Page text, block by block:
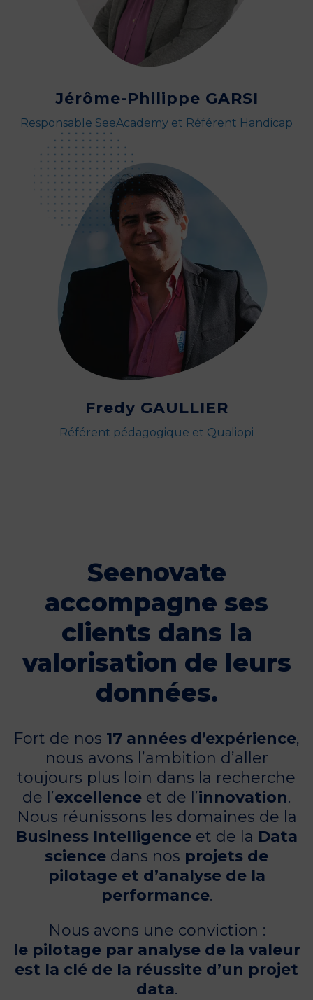
Jérôme-Philippe GARSI
Responsable SeeAcademy et Référent Handicap
Fredy GAULLIER
Référent pédagogique et Qualiopi
Seenovate
accompagne ses
clients dans la
valorisation de leurs
données.
Fort de nos 17 années d’expérience,
nous avons l’ambition d’aller
toujours plus loin dans la recherche
de l’excellence et de l’innovation.
Nous réunissons les domaines de la
Business Intelligence et de la Data
science dans nos projets de
pilotage et d’analyse de la
performance.
Nous avons une conviction :
le pilotage par analyse de la valeur
est la clé de la réussite d’un projet
data.